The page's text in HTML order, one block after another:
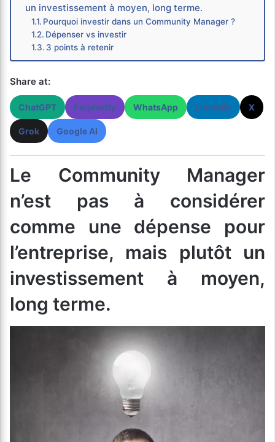
un investissement à moyen, long terme.
Pourquoi investir dans un Community Manager ?
Dépenser vs investir
3 points à retenir
Share at:
ChatGPT Perplexity WhatsApp LinkedIn X
Grok Google AI
Le Community Manager
n’est pas à considérer
comme une dépense pour
l’entreprise, mais plutôt un
investissement à moyen,
long terme.